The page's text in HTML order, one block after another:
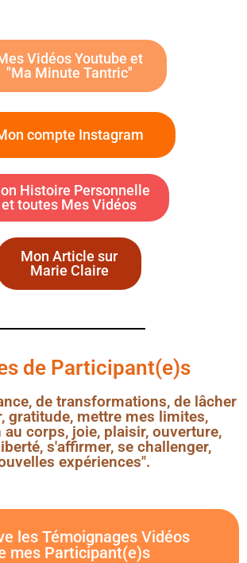
Vidéos Youtube et
"Ma Minute Tantric"
compte Instagram
Histoire Personnelle
et toutes Mes Vidéos
Mon Article sur
Marie Claire
de Participant(e)s
de transformations, de lâcher
gratitude, mettre mes limites,
corps, joie, plaisir, ouverture,
s'affirmer, se challenger,
expériences".
les Témoignages Vidéos
mes Participant(e)s